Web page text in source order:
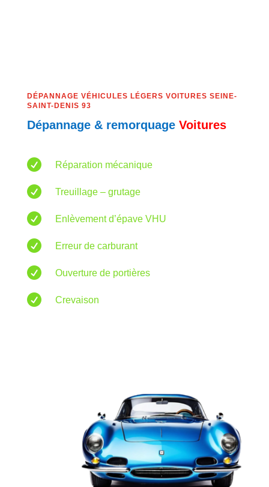
DÉPANNAGE VÉHICULES LÉGERS VOITURES SEINE-
SAINT-DENIS 93
Dépannage & remorquage Voitures
 Réparation mécanique
 Treuillage – grutage
 Enlèvement d’épave VHU
 Erreur de carburant
 Ouverture de portières
 Crevaison